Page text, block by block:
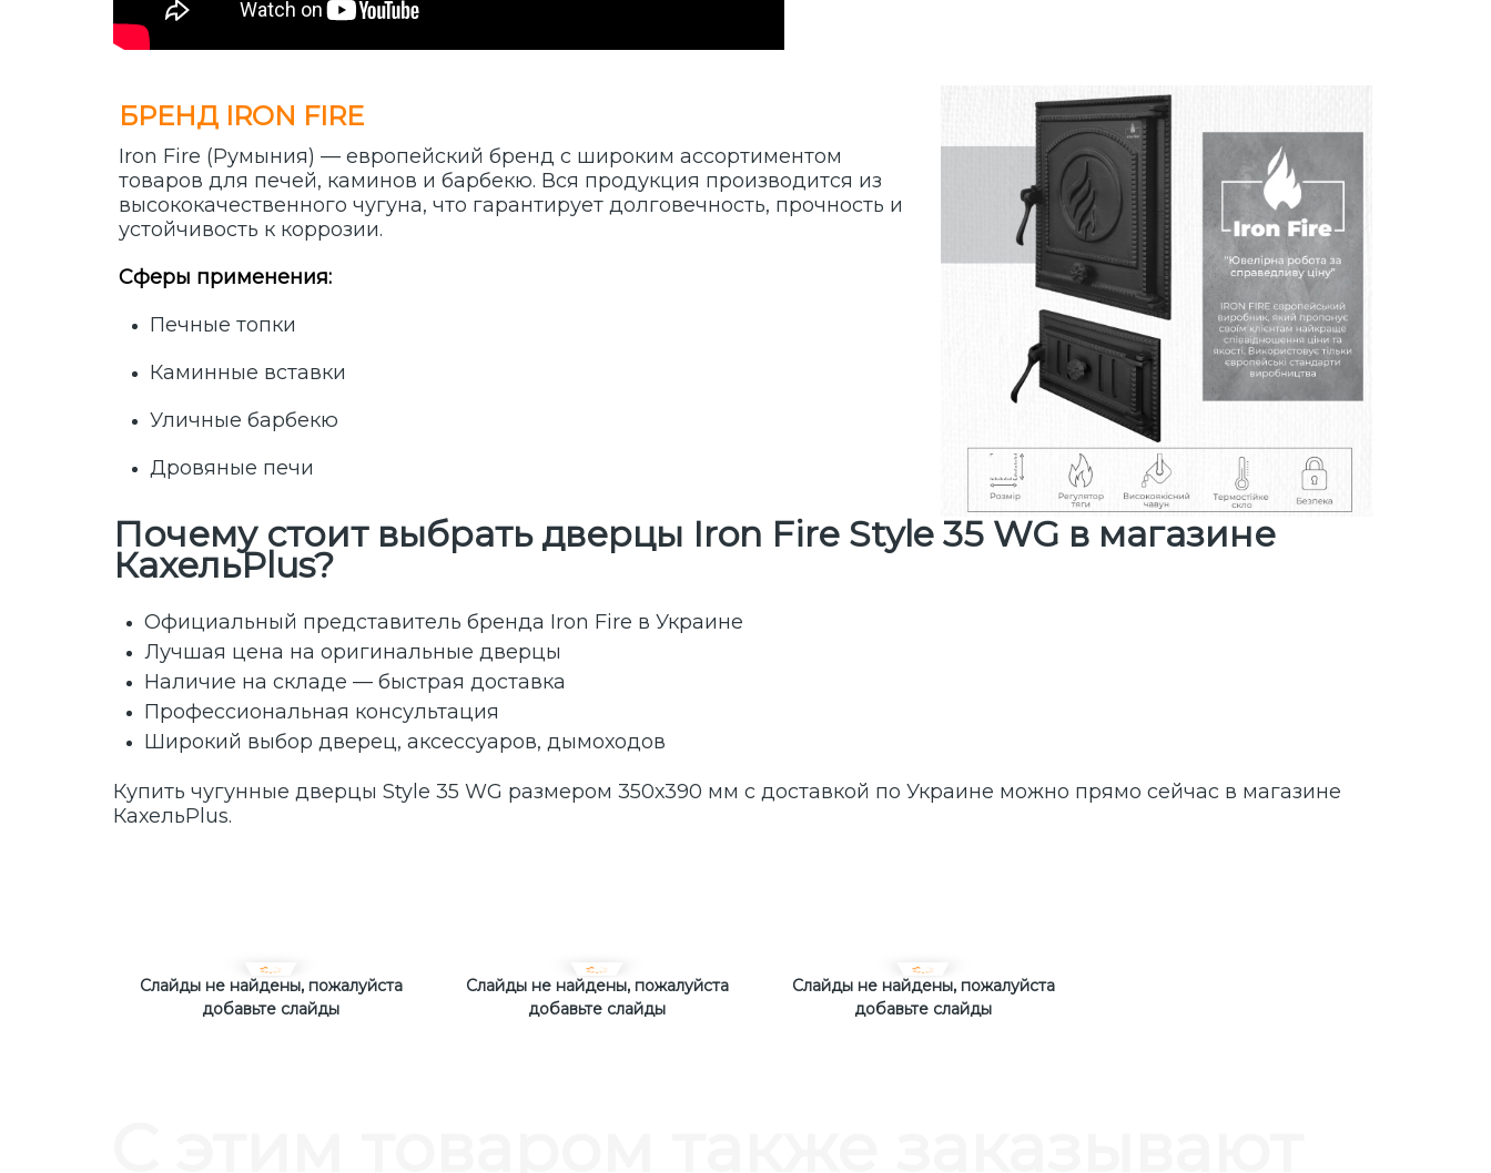
БРЕНД IRON FIRE
Iron Fire (Румыния) — европейский бренд с широким ассортиментом
товаров для печей, каминов и барбекю. Вся продукция производится из
высококачественного чугуна, что гарантирует долговечность, прочность и
устойчивость к коррозии.
Сферы применения:
Печные топки
Каминные вставки
Уличные барбекю
Дровяные печи
Почему стоит выбрать дверцы Iron Fire Style 35 WG в магазине
КахельPlus?
Официальный представитель бренда Iron Fire в Украине
Лучшая цена на оригинальные дверцы
Наличие на складе — быстрая доставка
Профессиональная консультация
Широкий выбор дверец, аксессуаров, дымоходов
Купить чугунные дверцы Style 35 WG размером 350х390 мм с доставкой по Украине можно прямо сейчас в магазине
КахельPlus.
Слайды не найдены, пожалуйста
добавьте слайды
Слайды не найдены, пожалуйста
добавьте слайды
Слайды не найдены, пожалуйста
добавьте слайды